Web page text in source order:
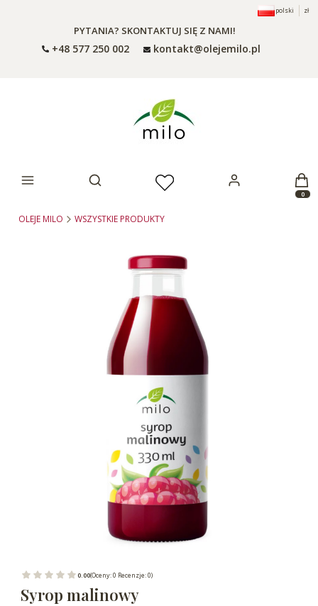
polski zł
PYTANIA? SKONTAKTUJ SIĘ Z NAMI!
+48 577 250 002 kontakt@olejemilo.pl
Otwórz wyszukiwarkę
OLEJE MILO WSZYSTKIE PRODUKTY
0.00(Oceny: 0 Recenzje: 0)
Syrop malinowy